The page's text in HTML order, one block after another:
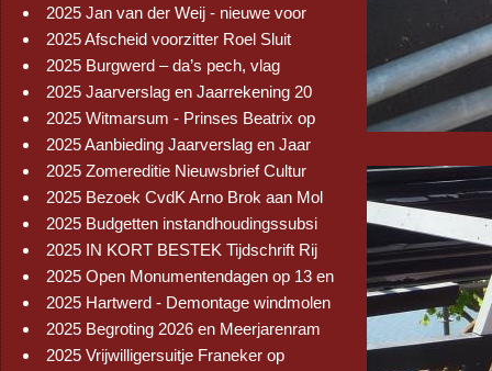
2025 Jan van der Weij - nieuwe voor
2025 Afscheid voorzitter Roel Sluit
2025 Burgwerd – da’s pech, vlag
2025 Jaarverslag en Jaarrekening 20
2025 Witmarsum - Prinses Beatrix op
2025 Aanbieding Jaarverslag en Jaar
2025 Zomereditie Nieuwsbrief Cultur
2025 Bezoek CvdK Arno Brok aan Mol
2025 Budgetten instandhoudingssubsi
2025 IN KORT BESTEK Tijdschrift Rij
2025 Open Monumentendagen op 13 en
2025 Hartwerd - Demontage windmolen
2025 Begroting 2026 en Meerjarenram
2025 Vrijwilligersuitje Franeker op